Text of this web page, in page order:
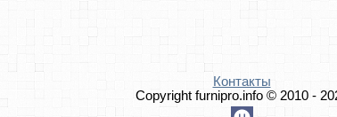
Контакты
Copyright furnipro.info © 2010 -